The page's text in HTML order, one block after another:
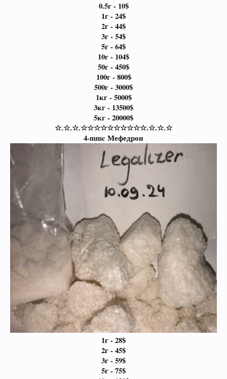
0.5г - 10$
1г - 24$
2г - 44$
3г - 54$
5г - 64$
10г - 104$
50г - 450$
100г - 800$
500г - 3000$
1кг - 5000$
3кг - 13500$
5кг - 20000$
☆.☆.☆.☆☆☆☆☆☆☆☆☆☆.☆.☆.☆
4-mmc Мефедрон
1г - 28$
2г - 45$
3г - 59$
5г - 75$